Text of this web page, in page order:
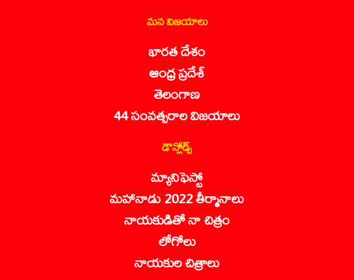
మన విజయాలు
భారత దేశం
ఆంధ్ర ప్రదేశ్
తెలంగాణ
44 సంవత్సరాల విజయాలు
డౌన్లోడ్స్
మ్యానిఫెస్టో
మహానాడు 2022 తీర్మానాలు
నాయకుడితో నా చిత్రం
లోగోలు
నాయకుల చిత్రాలు